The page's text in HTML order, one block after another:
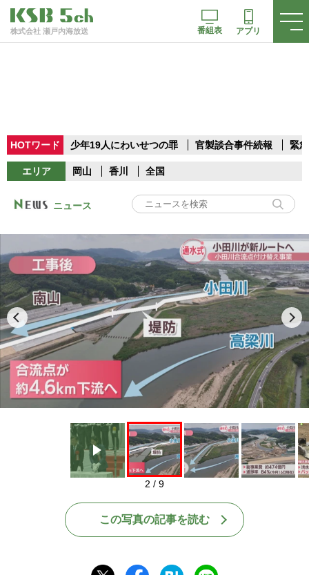
株式会社 瀬戸内海放送 番組表 アプリ
HOTワード 少年19人にわいせつの罪 官製談合事件続報 緊
エリア 岡山 香川 全国
ニュース
Play
2 / 9
この写真の記事を読む